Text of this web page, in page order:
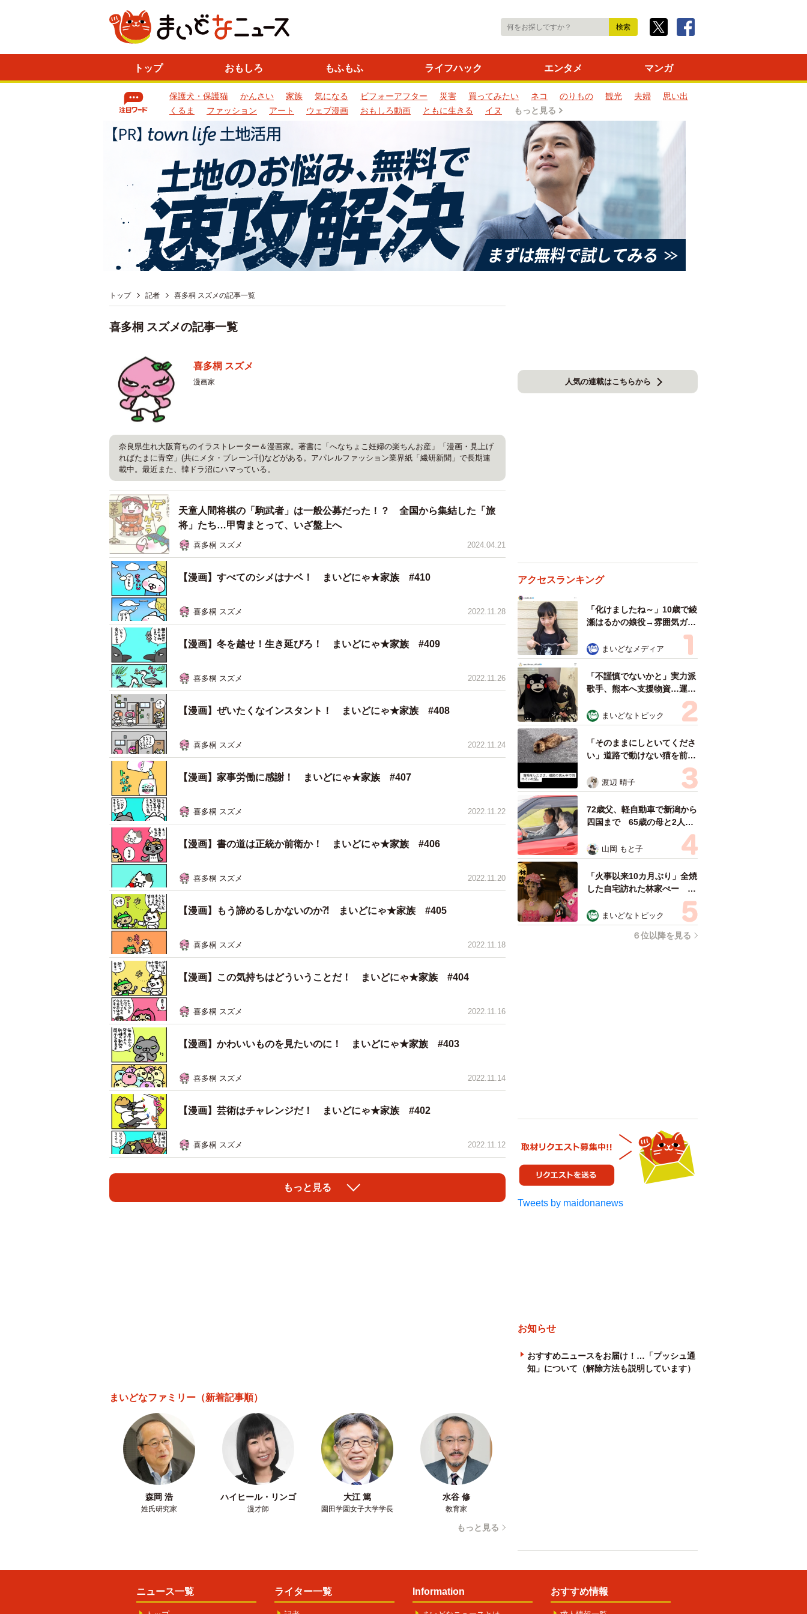
トップ おもしろ もふもふ ライフハック エンタメ マンガ
保護犬・保護猫 かんさい 家族 気になる ビフォーアフター 災害 買ってみたい ネコ のりもの 観光 夫婦
思い出
くるま
ファッション アート ウェブ漫画 おもしろ動画 ともに生きる イヌ もっと見る
トップ 記者 喜多桐 スズメの記事一覧
喜多桐 スズメの記事一覧
喜多桐 スズメ
漫画家
奈良県生れ大阪育ちのイラストレーター＆漫画家。著書に「へなちょこ妊婦の楽ちんお産」「漫画・見上げ
ればたまに青空」(共にメタ・ブレーン刊)などがある。アパレルファッション業界紙「繊研新聞」で長期連
載中。最近また、韓ドラ沼にハマっている。
天童人間将棋の「駒武者」は一般公募だった！？ 全国から集結した「旅
将」たち…甲冑まとって、いざ盤上へ
喜多桐 スズメ 2024.04.21
【漫画】すべてのシメはナベ！ まいどにゃ★家族 #410
喜多桐 スズメ 2022.11.28
【漫画】冬を越せ！生き延びろ！ まいどにゃ★家族 #409
喜多桐 スズメ 2022.11.26
【漫画】ぜいたくなインスタント！ まいどにゃ★家族 #408
喜多桐 スズメ 2022.11.24
【漫画】家事労働に感謝！ まいどにゃ★家族 #407
喜多桐 スズメ 2022.11.22
【漫画】書の道は正統か前衛か！ まいどにゃ★家族 #406
喜多桐 スズメ 2022.11.20
【漫画】もう諦めるしかないのか⁈ まいどにゃ★家族 #405
喜多桐 スズメ 2022.11.18
【漫画】この気持ちはどういうことだ！ まいどにゃ★家族 #404
喜多桐 スズメ 2022.11.16
【漫画】かわいいものを見たいのに！ まいどにゃ★家族 #403
喜多桐 スズメ 2022.11.14
【漫画】芸術はチャレンジだ！ まいどにゃ★家族 #402
喜多桐 スズメ 2022.11.12
もっと見る
まいどなファミリー （新着記事順）
森岡 浩
姓氏研究家
ハイヒール・リンゴ
漫才師
大江 篤
園田学園女子大学学長
水谷 修
教育家
もっと見る
人気の連載はこちらから
アクセスランキング
「化けましたね～」10歳で綾
瀬はるかの娘役→雰囲気ガラ
リの18歳に成長 「メイクで
雰囲気が」「宝塚に入れそ
う」
まいどなメディア
「不謹慎でないかと」実力派
歌手、熊本へ支援物資…運搬
トラックの車体デザインにた
めらい 「痛いほど伝わる」
「行動され立派」
まいどなトピック
「そのままにしといてくださ
い」道路で動けない猫を前に
返された一言… 懸命に生き
ようとした4日間 「命の重
さはみんな同じ」保護団体代
表の訴え
渡辺 晴子
72歳父、軽自動車で新潟から
四国まで 65歳の母と2人で
3泊4日の旅 パーキングの休
憩まで分刻み… 「大学生で
も組まねえよ！」
山岡 もと子
「火事以来10カ月ぶり」全焼
した自宅訪れた林家ぺー 内
装も壁も取り払われスケルト
ン状態の部屋に呆然
まいどなトピック
６位以降を見る
Tweets by maidonanews
お知らせ
おすすめニュースをお届け！…「プッシュ通
知」について（解除方法も説明しています）
ニュース一覧 ライター一覧 Information おすすめ情報